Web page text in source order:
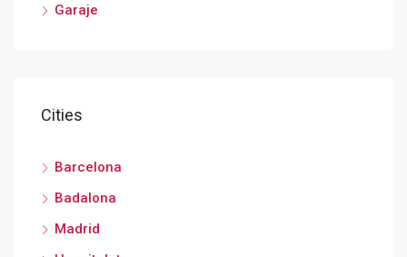
Garaje
Cities
Barcelona
Badalona
Madrid